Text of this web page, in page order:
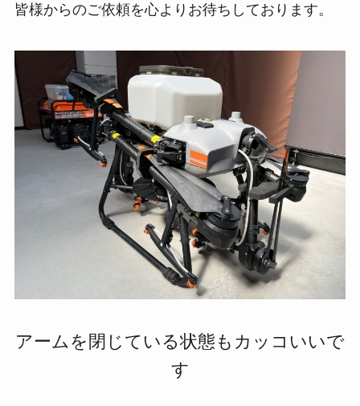
皆様からのご依頼を心よりお待ちしております。
アームを閉じている状態もカッコいいで
す